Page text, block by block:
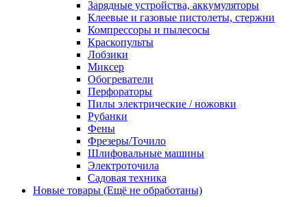
Зарядные устройства, аккумуляторы
Клеевые и газовые пистолеты, стержни
Компрессоры и пылесосы
Краскопульты
Лобзики
Миксер
Обогреватели
Перфораторы
Пилы электрические / ножовки
Рубанки
Фены
Фрезеры/Точило
Шлифовальные машины
Электроточила
Садовая техника
Новые товары (Ещё не обработаны)